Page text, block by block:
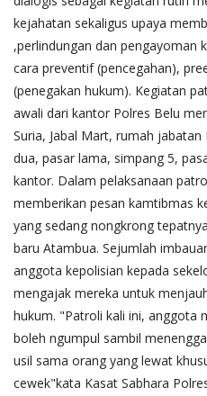
kejahatan sekaligus upaya
,perlindungan dan pengayoman
cara preventif (pencegahan),
(penegakan hukum). Kegiatan
awali dari kantor Polres Belu
Suria, Jabal Mart, rumah
dua, pasar lama, simpang 5,
kantor. Dalam pelaksanaan
memberikan pesan kamtibmas
yang sedang nongkrong
baru Atambua. Sejumlah
anggota kepolisian kepada
mengajak mereka untuk
hukum. "Patroli kali ini, anggota
boleh ngumpul sambil
usil sama orang yang lewat
cewek"kata Kasat Sabhara